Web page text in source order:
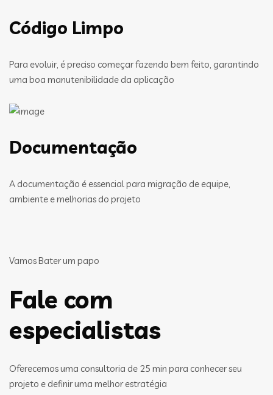
Código Limpo
Para evoluir, é preciso começar fazendo bem feito, garantindo
uma boa manutenibilidade da aplicação
Documentação
A documentação é essencial para migração de equipe,
ambiente e melhorias do projeto
Vamos Bater um papo
Fale com
especialistas
Oferecemos uma consultoria de 25 min para conhecer seu
projeto e definir uma melhor estratégia